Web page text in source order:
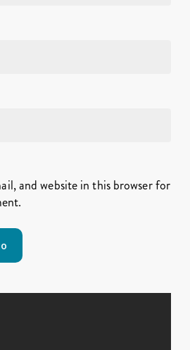
and website in this browser for